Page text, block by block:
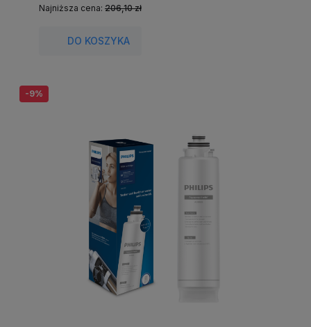
Najniższa cena: 206,10 zł
DO KOSZYKA
-9%